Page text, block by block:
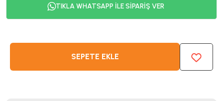
TIKLA WHATSAPP İLE SİPARİŞ VER
SEPETE EKLE